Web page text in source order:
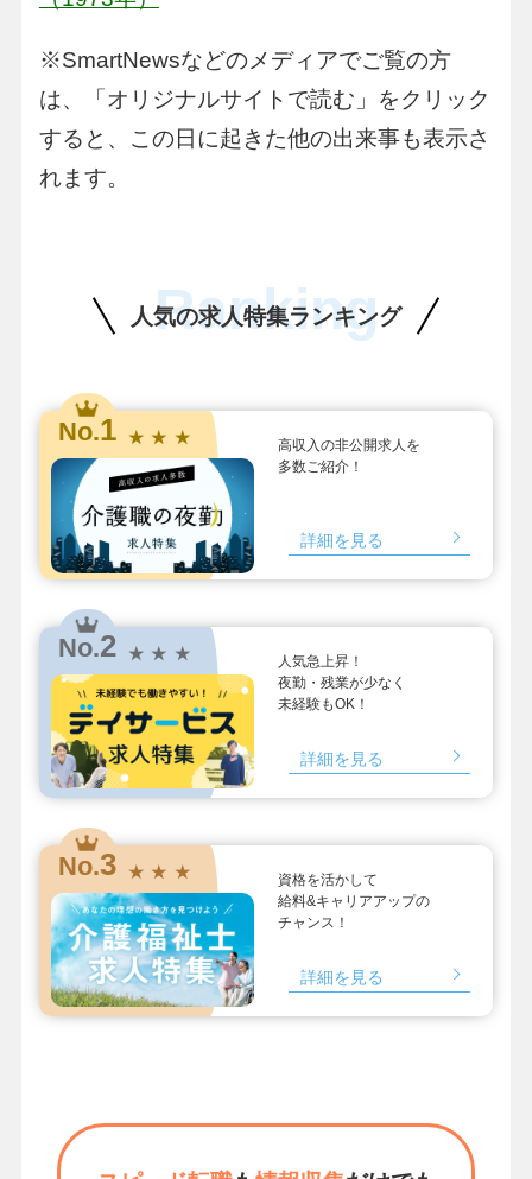
※SmartNewsなどのメディアでご覧の方
は、「オリジナルサイトで読む」をクリック
すると、この日に起きた他の出来事も表示さ
れます。
人気の求人特集ランキング
Ranking
No.1 ★ ★ ★
高収入の非公開求人を
多数ご紹介！
詳細を見る
No.2 ★ ★ ★
人気急上昇！
夜勤・残業が少なく
未経験もOK！
詳細を見る
No.3 ★ ★ ★
資格を活かして
給料&キャリアアップの
チャンス！
詳細を見る